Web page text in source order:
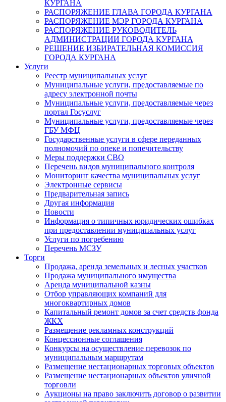
КУРГАНА
РАСПОРЯЖЕНИЕ ГЛАВА ГОРОДА КУРГАНА
РАСПОРЯЖЕНИЕ МЭР ГОРОДА КУРГАНА
РАСПОРЯЖЕНИЕ РУКОВОДИТЕЛЬ
АДМИНИСТРАЦИИ ГОРОДА КУРГАНА
РЕШЕНИЕ ИЗБИРАТЕЛЬНАЯ КОМИССИЯ
ГОРОДА КУРГАНА
Услуги
Реестр муниципальных услуг
Муниципальные услуги, предоставляемые по
адресу электронной почты
Муниципальные услуги, предоставляемые через
портал Госуслуг
Муниципальные услуги, предоставляемые через
ГБУ МФЦ
Государственные услуги в сфере переданных
полномочий по опеке и попечительству
Меры поддержки СВО
Перечень видов муниципального контроля
Мониторинг качества муниципальных услуг
Электронные сервисы
Предварительная запись
Другая информация
Новости
Информация о типичных юридических ошибках
при предоставлении муниципальных услуг
Услуги по погребению
Перечень МСЗУ
Торги
Продажа, аренда земельных и лесных участков
Продажа муниципального имущества
Аренда муниципальной казны
Отбор управляющих компаний для
многоквартирных домов
Капитальный ремонт домов за счет средств фонда
ЖКХ
Размещение рекламных конструкций
Концессионные соглашения
Конкурсы на осуществление перевозок по
муниципальным маршрутам
Размещение нестационарных торговых объектов
Размещение нестационарных объектов уличной
торговли
Аукционы на право заключить договор о развитии